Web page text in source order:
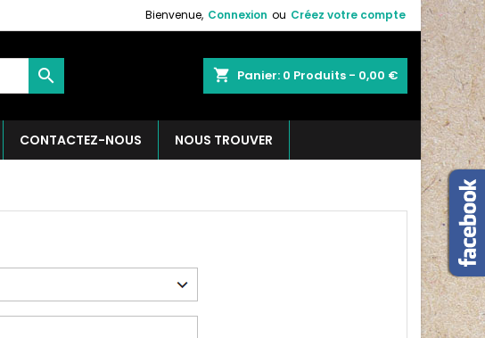
Bienvenue, Connexion ou Créez votre compte
shopping_cart Panier: 0 Produits - 0,00 €

CONTACTEZ-NOUS NOUS TROUVER